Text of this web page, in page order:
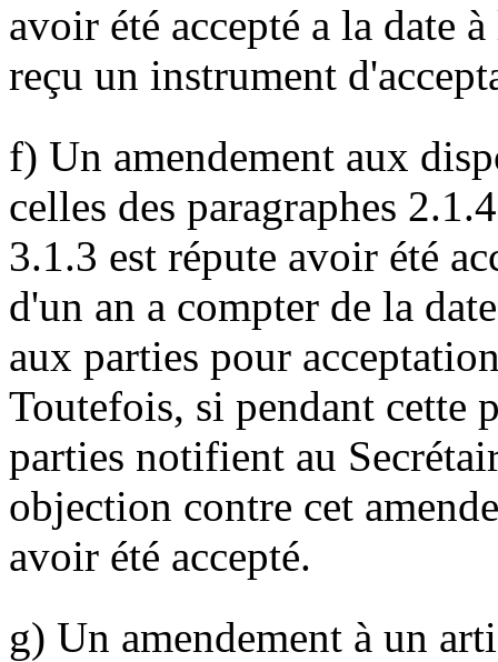
avoir été accepté a la date
reçu un instrument
f) Un amendement aux
celles des paragraphes
3.1.3 est répute avoir été
d'un an a compter de la
aux parties pour
Toutefois, si pendant cette
parties notifient au
objection contre cet
avoir été accepté.
g) Un amendement à un